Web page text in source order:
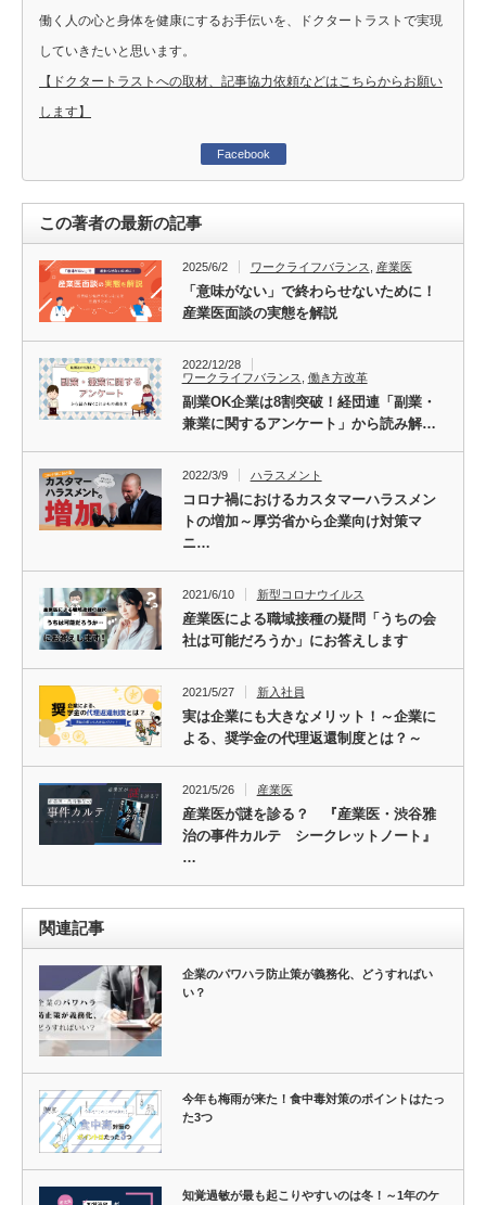
働く人の心と身体を健康にするお手伝いを、ドクタートラストで実現
していきたいと思います。
【ドクタートラストへの取材、記事協力依頼などはこちらからお願い
します】
Facebook
この著者の最新の記事
2025/6/2 ワークライフバランス 産業医
「意味がない」で終わらせないために！
産業医面談の実態を解説
2022/12/28
ワークライフバランス
働き方改革
副業OK企業は8割突破！経団連「副業・
兼業に関するアンケート」から読み解…
2022/3/9 ハラスメント
コロナ禍におけるカスタマーハラスメン
トの増加～厚労省から企業向け対策マ
ニ…
2021/6/10 新型コロナウイルス
産業医による職域接種の疑問「うちの会
社は可能だろうか」にお答えします
2021/5/27 新入社員
実は企業にも大きなメリット！～企業に
よる、奨学金の代理返還制度とは？～
2021/5/26 産業医
産業医が謎を診る？ 『産業医・渋谷雅
治の事件カルテ シークレットノート』
…
関連記事
企業のパワハラ防止策が義務化、どうすればい
い？
今年も梅雨が来た！食中毒対策のポイントはたっ
た3つ
知覚過敏が最も起こりやすいのは冬！～1年のケ